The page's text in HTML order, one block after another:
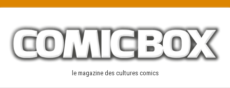
content
le magazine des cultures comics